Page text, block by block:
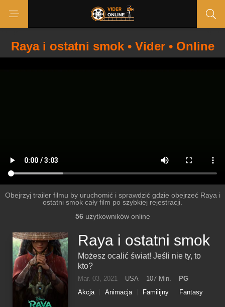
Raya i ostatni smok • Vider • Online
Obejrzyj trailer filmu by uruchomić i sprawdzić gdzie obejrzeć Raya i
ostatni smok cały film po szybkiej rejestracji.
56użytkowników online
Raya i ostatni smok
Możesz ocalić świat! Jeśli nie ty, to
kto?
Mar. 03, 2021 USA 107 Min.
PG
Akcja
Animacja Familijny
Fantasy